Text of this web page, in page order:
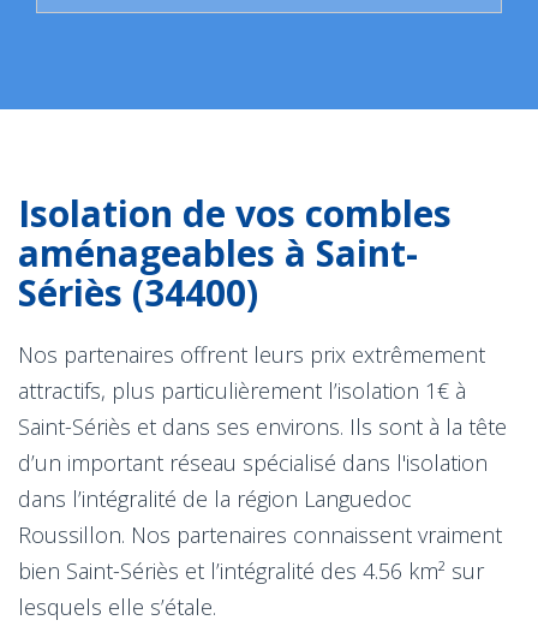
Isolation de vos combles
aménageables à Saint-
Sériès (34400)
Nos partenaires offrent leurs prix extrêmement
attractifs, plus particulièrement l’isolation 1€ à
Saint-Sériès et dans ses environs. Ils sont à la tête
d’un important réseau spécialisé dans l'isolation
dans l’intégralité de la région Languedoc
Roussillon. Nos partenaires connaissent vraiment
bien Saint-Sériès et l’intégralité des 4.56 km² sur
lesquels elle s’étale.